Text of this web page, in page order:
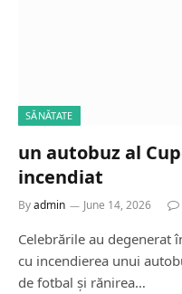
SĂNĂTATE
un autobuz al
incendiat
Byadmin June 14, 2026
Celebrările au degenerat
cu incendierea unui
de fotbal și rănirea…